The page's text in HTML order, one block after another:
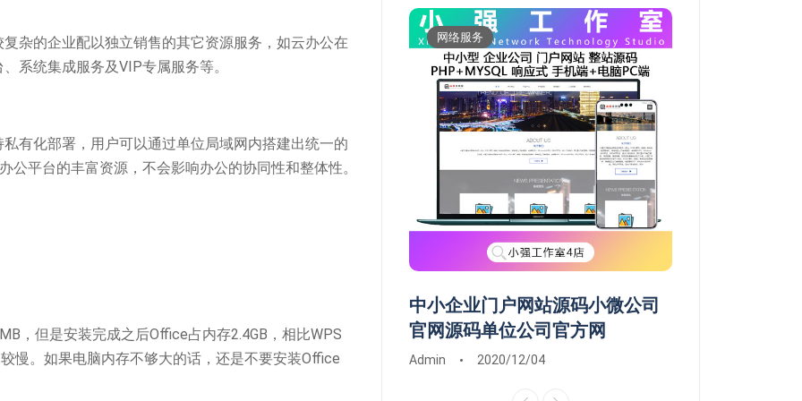
的企业配以独立销售的其它资源服务，如云办公在
系统集成服务及VIP专属服务等。
化部署，用户可以通过单位局域网内搭建出统一的
平台的丰富资源，不会影响办公的协同性和整体性。
但是安装完成之后Office占内存2.4GB，相比WPS
慢。如果电脑内存不够大的话，还是不要安装Office
维修服务
解修改重置删除修改清除
Admin 2020/03/03
网络服务
中小企业门户网站源码小微公司
官网源码单位公司官方网
Admin 2020/12/04